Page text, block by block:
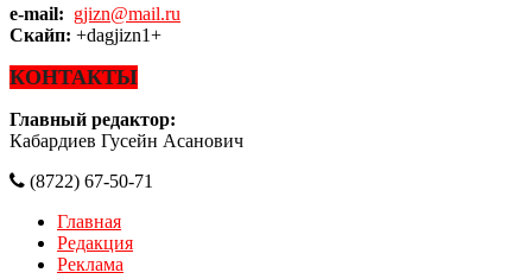
e-mail: gjizn@mail.ru
Скайп: +dagjizn1+
КОНТАКТЫ
Главный редактор:
Кабардиев Гусейн Асанович
(8722) 67-50-71
Главная
Редакция
Реклама